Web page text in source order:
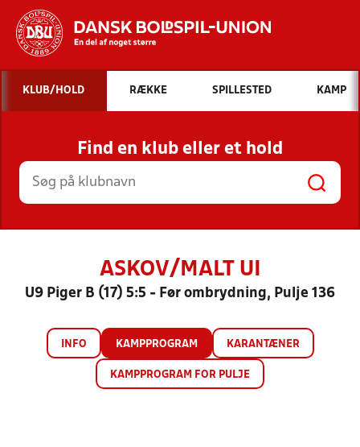
Hvad vil du søge efter?
INDHOLD OG NYHEDER
STILLINGER, RESULTATER, KLUBBER OG
HOLD
KLUB/HOLD RÆKKE SPILLESTED KAMP
Find en klub eller et hold
ASKOV/MALT UI
U9 Piger B (17) 5:5 - Før ombrydning, Pulje 136
INFO KAMPPROGRAM KARANTÆNER
KAMPPROGRAM FOR PULJE